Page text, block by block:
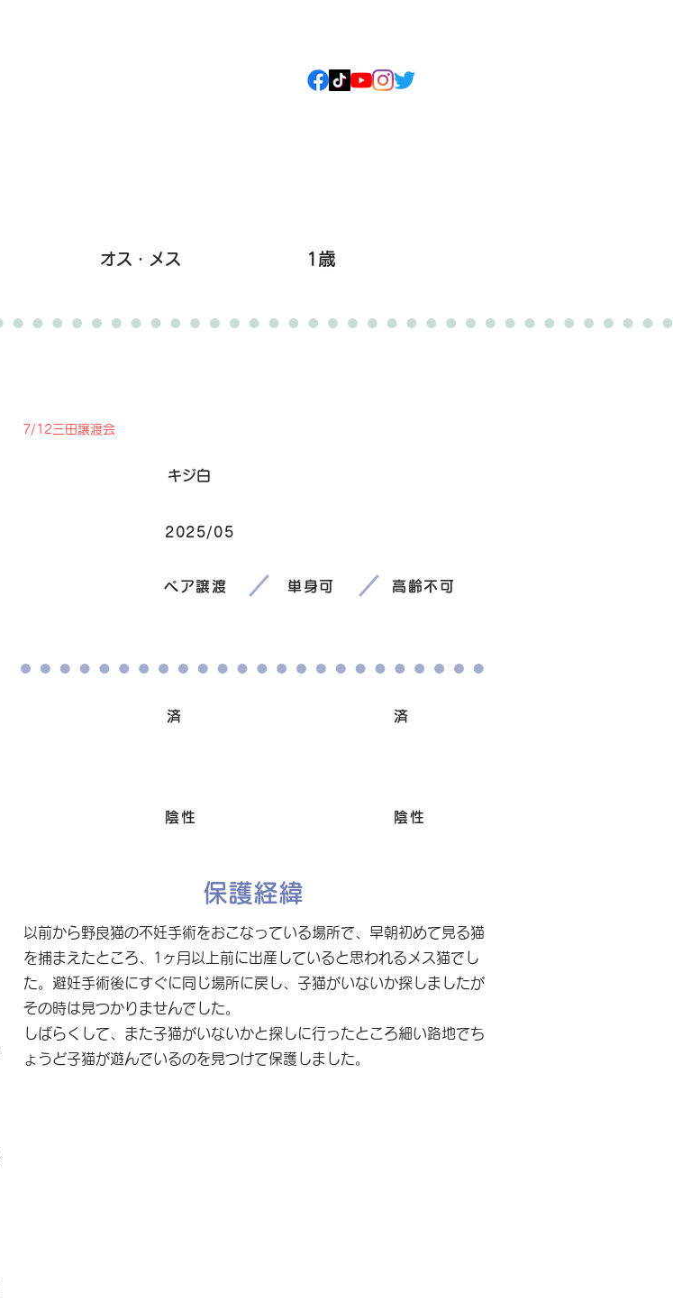
オス・メス 1歳
7/12三田譲渡会
キジ白
2025/05
ペア譲渡 単身可 高齢不可
済 済
陰性 陰性
保護経緯
以前から野良猫の不妊手術をおこなっている場所で、早朝初めて見る猫
を捕まえたところ、1ヶ月以上前に出産していると思われるメス猫でし
た。避妊手術後にすぐに同じ場所に戻し、子猫がいないか探しましたが
その時は見つかりませんでした。
しばらくして、また子猫がいないかと探しに行ったところ細い路地でち
ょうど子猫が遊んでいるのを見つけて保護しました。